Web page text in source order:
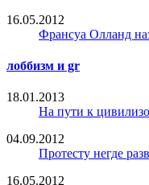
16.05.2012
Франсуа Олланд
лоббизм и gr
18.01.2013
На пути к
04.09.2012
Протесту негде
16.05.2012